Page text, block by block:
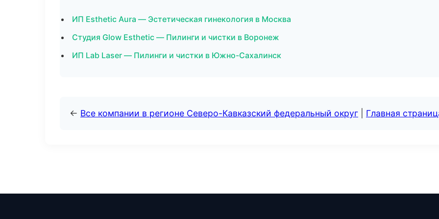
ИП Esthetic Aura — Эстетическая гинекология в Москва
Студия Glow Esthetic — Пилинги и чистки в Воронеж
ИП Lab Laser — Пилинги и чистки в Южно-Сахалинск
← Все компании в регионе Северо-Кавказский федеральный округ Главная